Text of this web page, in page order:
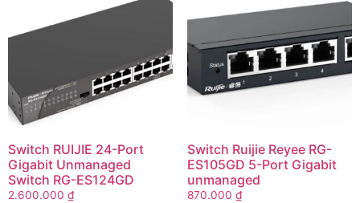
Switch RUIJIE 24-Port
Gigabit Unmanaged
Switch RG-ES124GD
2.600.000 ₫
Switch Ruijie Reyee RG-
ES105GD 5-Port Gigabit
unmanaged
870.000 ₫